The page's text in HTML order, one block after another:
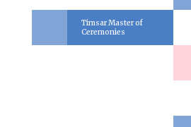
Timsar Master of
Ceremonies